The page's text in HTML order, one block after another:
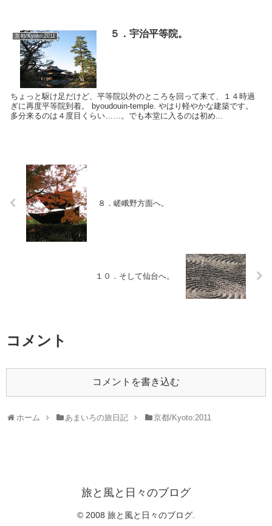
京都/Kyoto:2011 ５．宇治平等院。
ちょっと駆け足だけど、平等院以外のところを回って来て、１４時過
ぎに再度平等院到着。 byoudouin-temple. やはり軽やかな建築です。
多分来るのは４度目くらい……。でも本堂に入るのは初め...
８．嵯峨野方面へ。
１０．そして仙台へ。
コメント
コメントを書き込む
ホーム あまいろの旅日記 京都/Kyoto:2011
旅と風と日々のブログ
© 2008 旅と風と日々のブログ.